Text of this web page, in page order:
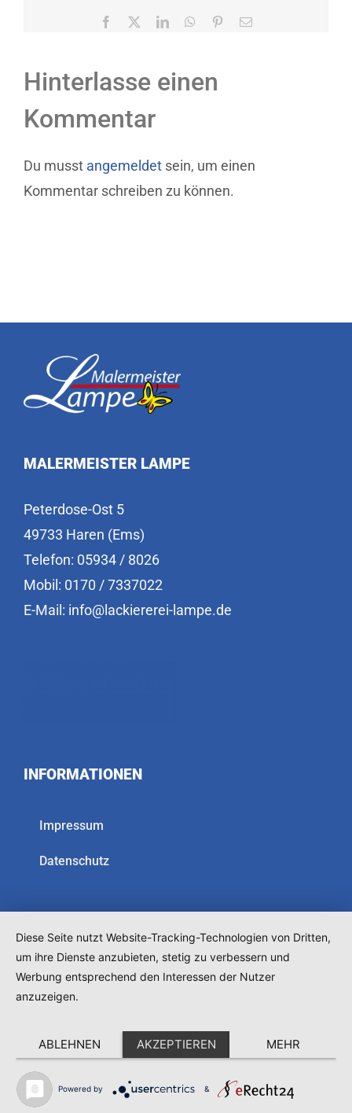
Facebook LinkedInWhatsApp
Pinterest
E-
Hinterlasse einen
Kommentar
Du musst angemeldet sein, um einen
Kommentar schreiben zu können.
MALERMEISTER LAMPE
Peterdose-Ost 5
49733 Haren (Ems)
Telefon: 05934 / 8026
Mobil: 0170 / 7337022
E-Mail: info@lackiererei-lampe.de
INFORMATIONEN
Impressum
Datenschutz
Diese Seite nutzt Website-Tracking-Technologien von Dritten,
um ihre Dienste anzubieten, stetig zu verbessern und
Werbung entsprechend den Interessen der Nutzer
anzuzeigen.
ABLEHNEN AKZEPTIEREN MEHR
Powered by &